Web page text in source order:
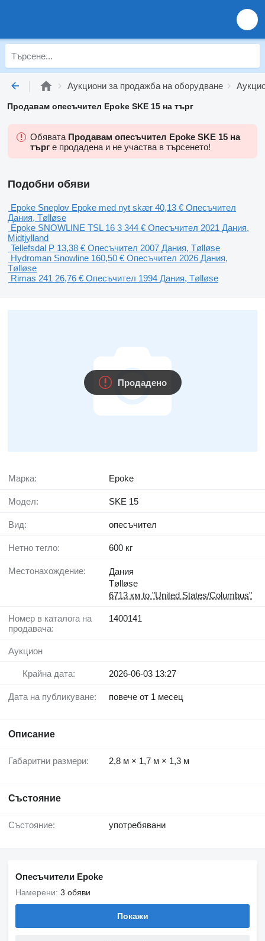
Аукциони за продажба на оборудване
Продавам опесъчител Epoke SKE 15 на търг
Обявата Продавам опесъчител Epoke SKE 15 на
търг е продадена и не участва в търсенето!
Подобни обяви
Epoke Sneplov Epoke med nyt skær 40,13 € Опесъчител
Дания, Tølløse
Epoke SNOWLINE TSL 16 3 344 € Опесъчител 2021 Дания,
Midtjylland
Tellefsdal P 13,38 € Опесъчител 2007 Дания, Tølløse
Hydroman Snowline 160,50 € Опесъчител 2026 Дания,
Tølløse
Rimas 241 26,76 € Опесъчител 1994 Дания, Tølløse
Продадено
Марка: Epoke
Модел: SKE 15
Вид: опесъчител
Нетно тегло: 600 кг
Местонахождение:
Дания
Tølløse
6713 км to "United States/Columbus"
Номер в каталога на
продавача:
1400141
Аукцион
Крайна дата: 2026-06-03 13:27
Дата на публикуване: повече от 1 месец
Описание
Габаритни размери: 2,8 м × 1,7 м × 1,3 м
Състояние
Състояние: употребявани
Опесъчители Epoke
Намерени: 3 обяви
Покажи